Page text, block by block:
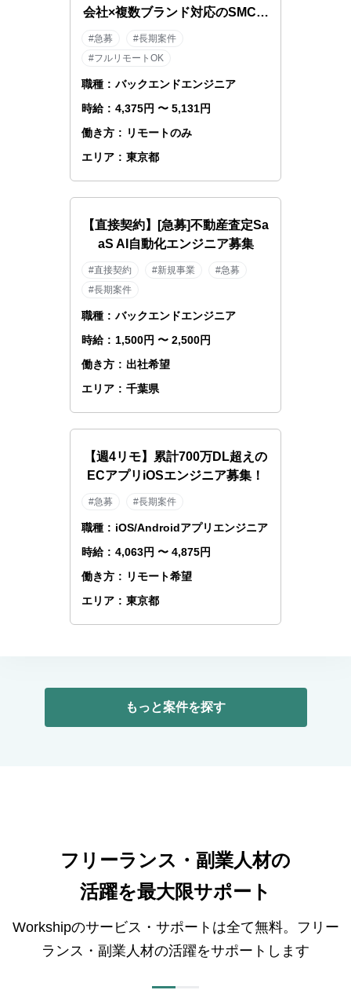
会社×複数ブランド対応のSMCエ
ンジニア
#急募
#長期案件
#フルリモートOK
職種 : バックエンドエンジニア
時給 : 4,375円 〜 5,131円
働き方 : リモートのみ
エリア : 東京都
【直接契約】[急募]不動産査定Sa
aS AI自動化エンジニア募集
#直接契約 #新規事業
#急募
#長期案件
職種 : バックエンドエンジニア
時給 : 1,500円 〜 2,500円
働き方 : 出社希望
エリア : 千葉県
【週4リモ】累計700万DL超えの
ECアプリiOSエンジニア募集！
#急募 #長期案件
職種 : iOS/Androidアプリエンジニア
時給 : 4,063円 〜 4,875円
働き方 : リモート希望
エリア : 東京都
もっと案件を探す
フリーランス・副業人材の
活躍を最大限サポート
Workshipのサービス・サポートは全て無料。フリー
ランス・副業人材の活躍をサポートします